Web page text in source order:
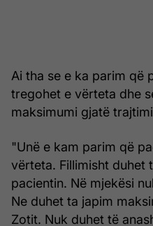
Ai tha se e ka parim që
tregohet e vërteta dhe
maksimumi gjatë
"Unë e kam parim që
vërteta. Fillimisht duhet
pacientin. Në mjekësi
Ne duhet ta japim
Zotit. Nuk duhet të